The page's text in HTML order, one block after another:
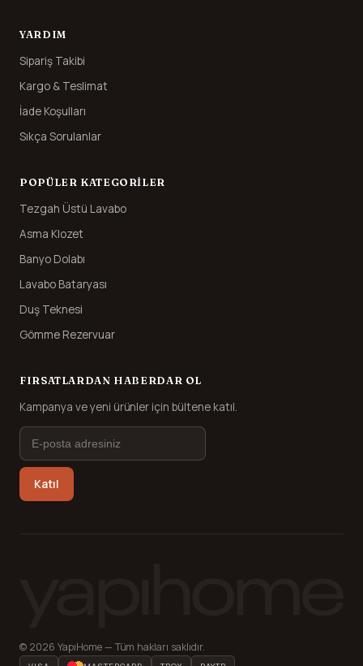
YARDIM
Sipariş Takibi
Kargo & Teslimat
İade Koşulları
Sıkça Sorulanlar
POPÜLER KATEGORILER
Tezgah Üstü Lavabo
Asma Klozet
Banyo Dolabı
Lavabo Bataryası
Duş Teknesi
Gömme Rezervuar
FIRSATLARDAN HABERDAR OL
Kampanya ve yeni ürünler için bültene katıl.
Katıl
© 2026 YapıHome — Tüm hakları saklıdır.